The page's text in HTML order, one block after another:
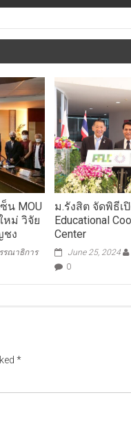
น MOU
หม่ วิจัย
ง
รณาธิการ
ม.รังสิต จัดพิธีเปิ
Educational
Center
June 25, 2024
0
*